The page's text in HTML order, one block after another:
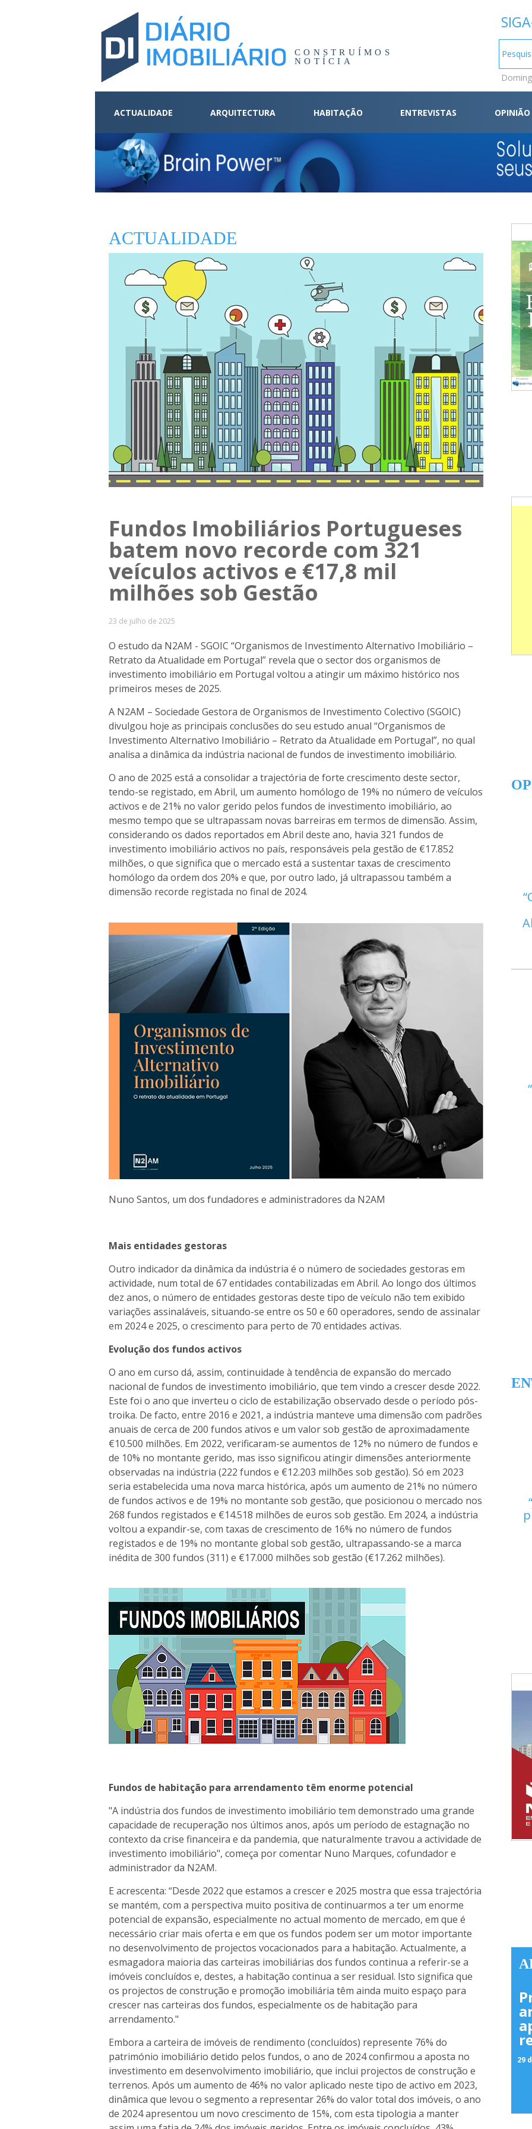
CONSTRUÍMOS
NOTÍCIA
ACTUALIDADE ARQUITECTURA HABITAÇÃO ENTREVISTAS OPINIÃO
ACTUALIDADE
Fundos Imobiliários Portugueses
batem novo recorde com 321
veículos activos e €17,8 mil
milhões sob Gestão
23 de julho de 2025
O estudo da N2AM - SGOIC “Organismos de Investimento Alternativo Imobiliário –
Retrato da Atualidade em Portugal” revela que o sector dos organismos de
investimento imobiliário em Portugal voltou a atingir um máximo histórico nos
primeiros meses de 2025.
A N2AM – Sociedade Gestora de Organismos de Investimento Colectivo (SGOIC)
divulgou hoje as principais conclusões do seu estudo anual “Organismos de
Investimento Alternativo Imobiliário – Retrato da Atualidade em Portugal”, no qual
analisa a dinâmica da indústria nacional de fundos de investimento imobiliário.
O ano de 2025 está a consolidar a trajectória de forte crescimento deste sector,
tendo-se registado, em Abril, um aumento homólogo de 19% no número de veículos
activos e de 21% no valor gerido pelos fundos de investimento imobiliário, ao
mesmo tempo que se ultrapassam novas barreiras em termos de dimensão. Assim,
considerando os dados reportados em Abril deste ano, havia 321 fundos de
investimento imobiliário activos no país, responsáveis pela gestão de €17.852
milhões, o que significa que o mercado está a sustentar taxas de crescimento
homólogo da ordem dos 20% e que, por outro lado, já ultrapassou também a
dimensão recorde registada no final de 2024.
Nuno Santos, um dos fundadores e administradores da N2AM
Mais entidades gestoras
Outro indicador da dinâmica da indústria é o número de sociedades gestoras em
actividade, num total de 67 entidades contabilizadas em Abril. Ao longo dos últimos
dez anos, o número de entidades gestoras deste tipo de veículo não tem exibido
variações assinaláveis, situando-se entre os 50 e 60 operadores, sendo de assinalar
em 2024 e 2025, o crescimento para perto de 70 entidades activas.
Evolução dos fundos activos
O ano em curso dá, assim, continuidade à tendência de expansão do mercado
nacional de fundos de investimento imobiliário, que tem vindo a crescer desde 2022.
Este foi o ano que inverteu o ciclo de estabilização observado desde o período pós-
troika. De facto, entre 2016 e 2021, a indústria manteve uma dimensão com padrões
anuais de cerca de 200 fundos ativos e um valor sob gestão de aproximadamente
€10.500 milhões. Em 2022, verificaram-se aumentos de 12% no número de fundos e
de 10% no montante gerido, mas isso significou atingir dimensões anteriormente
observadas na indústria (222 fundos e €12.203 milhões sob gestão). Só em 2023
seria estabelecida uma nova marca histórica, após um aumento de 21% no número
de fundos activos e de 19% no montante sob gestão, que posicionou o mercado nos
268 fundos registados e €14.518 milhões de euros sob gestão. Em 2024, a indústria
voltou a expandir-se, com taxas de crescimento de 16% no número de fundos
registados e de 19% no montante global sob gestão, ultrapassando-se a marca
inédita de 300 fundos (311) e €17.000 milhões sob gestão (€17.262 milhões).
Fundos de habitação para arrendamento têm enorme potencial
"A indústria dos fundos de investimento imobiliário tem demonstrado uma grande
capacidade de recuperação nos últimos anos, após um período de estagnação no
contexto da crise financeira e da pandemia, que naturalmente travou a actividade de
investimento imobiliário", começa por comentar Nuno Marques, cofundador e
administrador da N2AM.
E acrescenta: “Desde 2022 que estamos a crescer e 2025 mostra que essa trajectória
se mantém, com a perspectiva muito positiva de continuarmos a ter um enorme
potencial de expansão, especialmente no actual momento de mercado, em que é
necessário criar mais oferta e em que os fundos podem ser um motor importante
no desenvolvimento de projectos vocacionados para a habitação. Actualmente, a
esmagadora maioria das carteiras imobiliárias dos fundos continua a referir-se a
imóveis concluídos e, destes, a habitação continua a ser residual. Isto significa que
os projectos de construção e promoção imobiliária têm ainda muito espaço para
crescer nas carteiras dos fundos, especialmente os de habitação para
arrendamento."
Embora a carteira de imóveis de rendimento (concluídos) represente 76% do
património imobiliário detido pelos fundos, o ano de 2024 confirmou a aposta no
investimento em desenvolvimento imobiliário, que inclui projectos de construção e
terrenos. Após um aumento de 46% no valor aplicado neste tipo de activo em 2023,
dinâmica que levou o segmento a representar 26% do valor total dos imóveis, o ano
de 2024 apresentou um novo crescimento de 15%, com esta tipologia a manter
29